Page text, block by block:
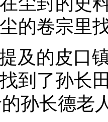
的卷宗里
及的皮口
到了孙长
孙长德老